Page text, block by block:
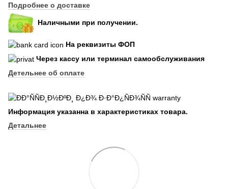
Подробнее о доставке
Наличными при получении.
На реквизиты ФОП
Через кассу или терминал самообслуживания
Детельнее об оплате
Информация указанна в характеристиках товара.
Детальнее